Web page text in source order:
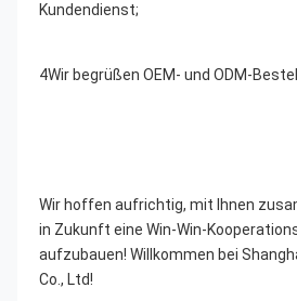
Kundendienst;
4Wir begrüßen OEM- und ODM-
Wir hoffen aufrichtig, mit Ihnen
in Zukunft eine Win-Win-
aufzubauen! Willkommen bei
Co., Ltd!